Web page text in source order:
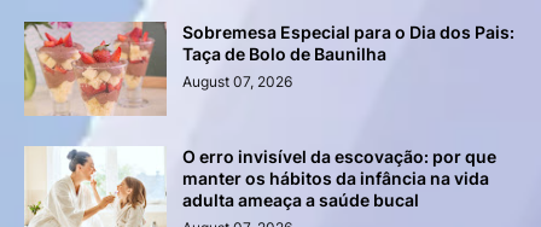
Sobremesa Especial para o Dia dos Pais:
Taça de Bolo de Baunilha
August 07, 2026
O erro invisível da escovação: por que
manter os hábitos da infância na vida
adulta ameaça a saúde bucal